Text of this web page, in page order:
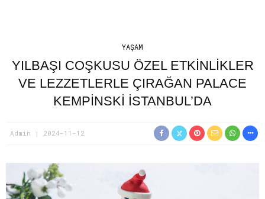
YAŞAM
YILBAŞI COŞKUSU ÖZEL ETKINLIKLER
VE LEZZETLERLE ÇIRAĞAN PALACE
KEMPINSKI İSTANBUL’DA
Admin 2024-11-12